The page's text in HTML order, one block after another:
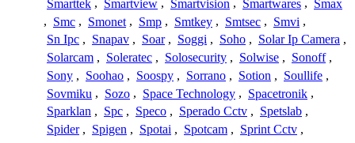
Smarttek , Smartview , Smartvision , Smartwares , Smax
, Smc , Smonet , Smp , Smtkey , Smtsec , Smvi ,
Sn Ipc , Snapav , Soar , Soggi , Soho , Solar Ip Camera ,
Solarcam , Soleratec , Solosecurity , Solwise , Sonoff ,
Sony , Soohao , Soospy , Sorrano , Sotion , Soullife ,
Sovmiku , Sozo , Space Technology , Spacetronik ,
Sparklan , Spc , Speco , Sperado Cctv , Spetslab ,
Spider , Spigen , Spotai , Spotcam , Sprint Cctv ,